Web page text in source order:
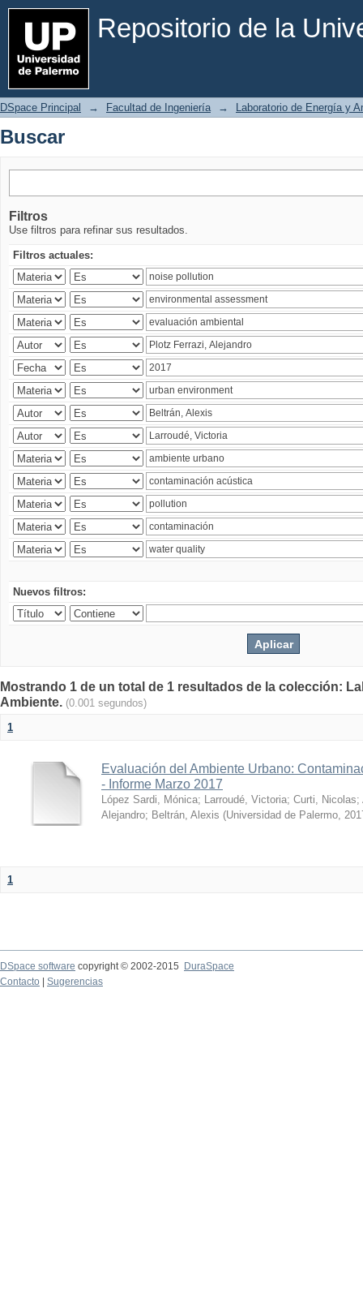
Repositorio de la
Buscar
DSpace Principal → Facultad de Ingeniería → Laboratorio de Energía y
Buscar
Filtros
Use filtros para refinar sus resultados.
Filtros actuales:
Nuevos filtros:
Mostrando 1 de un total de 1 resultados de la colección:
Ambiente. (0.001 segundos)
1
Evaluación del Ambiente Urbano:
- Informe Marzo 2017
López Sardi, Mónica; Larroudé, Victoria; Curti, Nicolas;
Alejandro; Beltrán, Alexis (Universidad de Palermo,
1
DSpace software copyright © 2002-2015
DuraSpace
Contacto
Sugerencias